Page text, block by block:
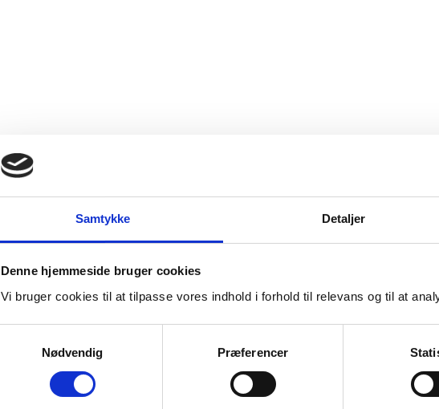
Samtykke Detaljer
Denne hjemmeside bruger cookies
Vi bruger cookies til at tilpasse vores indhold i forhold til relevans og til at
Nødvendig
Præferencer